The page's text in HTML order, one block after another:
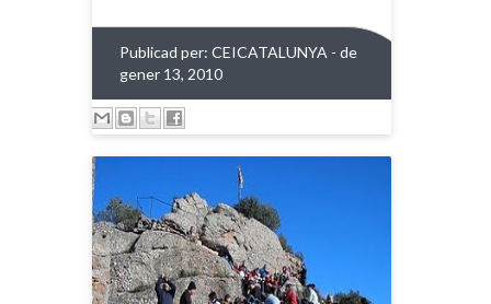
Publicad per: CEICATALUNYA - de
gener 13, 2010